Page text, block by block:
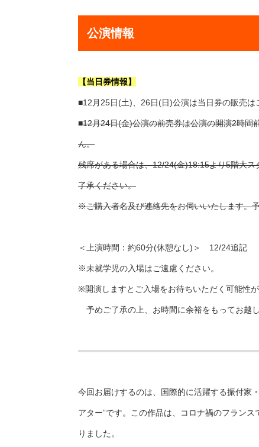
公演情報
【当日券情報】
■12月25日(土)、26日(日)公演は当日券の販売は
■12月24日(金)公演の前売券は公演の開演2時間
ん。
残席がある場合は、12/24(金)18:15より5階大
了承ください。
※ご購入者名及び連絡先をお伺いいたします。
＜上演時間：約60分(休憩なし)＞ 12/24追記
※未就学児の入場はご遠慮ください。
※開演しますとご入場をお待ちいただく可能性
予めご了承の上、お時間に余裕をもってお越し
今回お届けするのは、国際的に活躍する振付家
アター”です。この作品は、コロナ禍のフラン
りました。